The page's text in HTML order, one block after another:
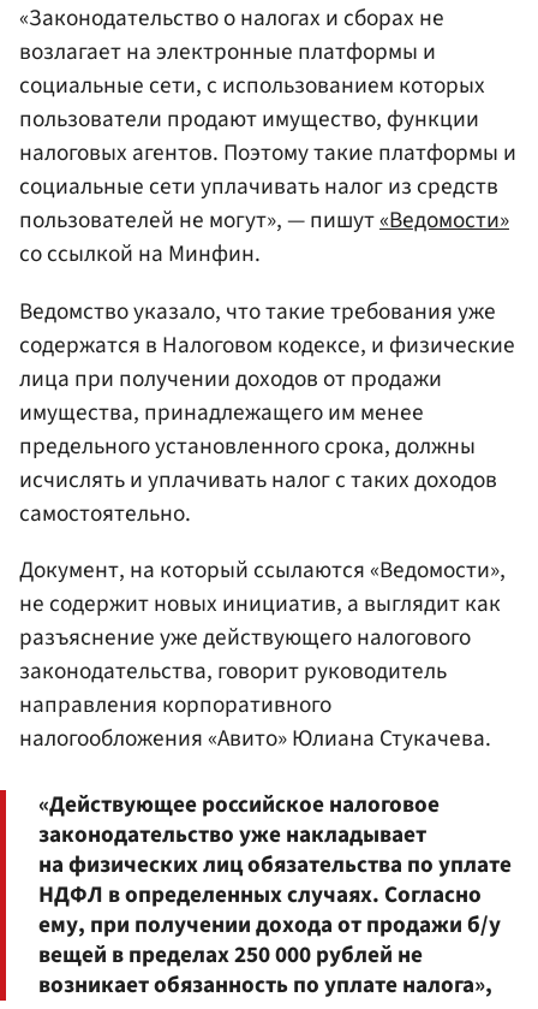
«Законодательство о налогах и сборах не
возлагает на электронные платформы и
социальные сети, с использованием которых
пользователи продают имущество, функции
налоговых агентов. Поэтому такие платформы и
социальные сети уплачивать налог из средств
пользователей не могут», — пишут«Ведомости»
со ссылкой на Минфин.
Ведомство указало, что такие требования уже
содержатся в Налоговом кодексе, и физические
лица при получении доходов от продажи
имущества, принадлежащего им менее
предельного установленного срока, должны
исчислять и уплачивать налог с таких доходов
самостоятельно.
Документ, на который ссылаются «Ведомости»,
не содержит новых инициатив, а выглядит как
разъяснение уже действующего налогового
законодательства, говорит руководитель
направления корпоративного
налогообложения «Авито» Юлиана Стукачева.
«Действующее российское налоговое
законодательство уже накладывает
на физических лиц обязательства по уплате
НДФЛ в определенных случаях. Согласно
ему, при получении дохода от продажи б/у
вещей в пределах 250 000 рублей не
возникает обязанность по уплате налога»,